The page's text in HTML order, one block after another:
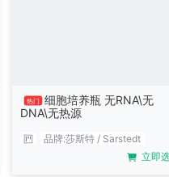
热门
细胞培养瓶 无RNA\无
DNA\无热源
品牌:莎斯特 / Sarstedt
立即